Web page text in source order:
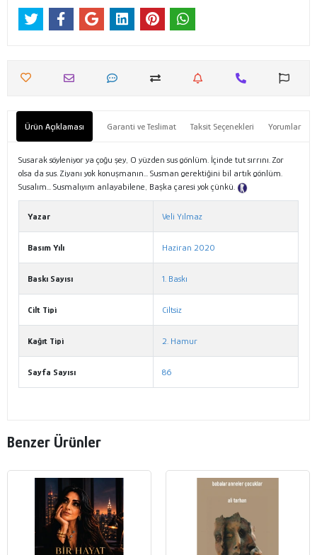
Ürün Açıklaması Garanti ve Teslimat Taksit Seçenekleri Yorumlar
Susarak söyleniyor ya çoğu şey, O yüzden sus gönlüm. İçinde tut sırrını. Zor
olsa da sus. Ziyanı yok konuşmanın... Susman gerektiğini bil artık gönlüm.
Susalım... Susmalıyım anlayabilene, Başka çaresi yok çünkü.
Yazar Veli Yılmaz
Basım Yılı Haziran 2020
Baskı Sayısı 1. Baskı
Cilt Tipi Ciltsiz
Kağıt Tipi 2. Hamur
Sayfa Sayısı 86
Benzer Ürünler